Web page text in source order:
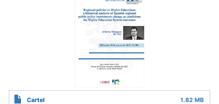
Cartel 1.82 MB